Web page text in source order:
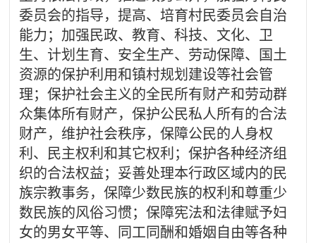
委员会的指导，提高、培育村民委员会自治
能力；加强民政、教育、科技、文化、卫
生、计划生育、安全生产、劳动保障、国土
资源的保护利用和镇村规划建设等社会管
理；保护社会主义的全民所有财产和劳动群
众集体所有财产，保护公民私人所有的合法
财产，维护社会秩序，保障公民的人身权
利、民主权利和其它权利；保护各种经济组
织的合法权益；妥善处理本行政区域内的民
族宗教事务，保障少数民族的权利和尊重少
数民族的风俗习惯；保障宪法和法律赋予妇
女的男女平等、同工同酬和婚姻自由等各种